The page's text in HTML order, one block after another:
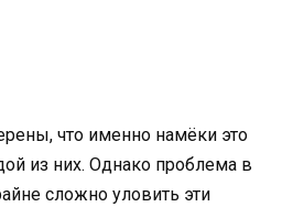
что именно намёки это
из них. Однако проблема в
сложно уловить эти